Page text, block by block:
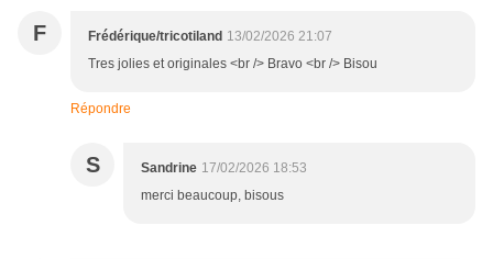
F Frédérique/tricotiland 13/02/2026 21:07
Tres jolies et originales <br /> Bravo <br /> Bisou
Répondre
S Sandrine 17/02/2026 18:53
merci beaucoup, bisous